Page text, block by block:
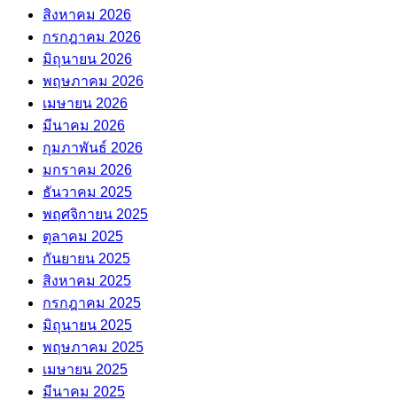
สิงหาคม 2026
กรกฎาคม 2026
มิถุนายน 2026
พฤษภาคม 2026
เมษายน 2026
มีนาคม 2026
กุมภาพันธ์ 2026
มกราคม 2026
ธันวาคม 2025
พฤศจิกายน 2025
ตุลาคม 2025
กันยายน 2025
สิงหาคม 2025
กรกฎาคม 2025
มิถุนายน 2025
พฤษภาคม 2025
เมษายน 2025
มีนาคม 2025